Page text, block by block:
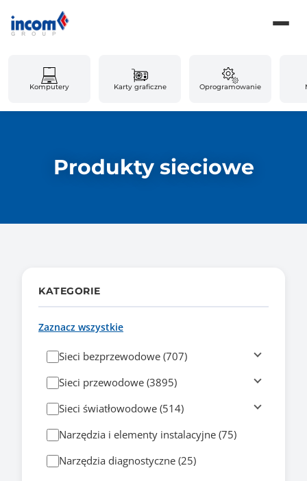
Komputery Karty graficzne Oprogramowanie
Produkty sieciowe
KATEGORIE
Zaznacz wszystkie
Sieci bezprzewodowe (707)
Sieci przewodowe (3895)
Sieci światłowodowe (514)
Narzędzia i elementy instalacyjne (75)
Narzędzia diagnostyczne (25)